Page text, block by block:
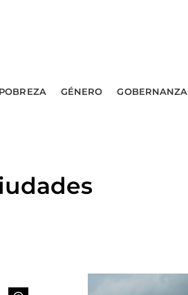
GÉNERO GOBERNANZA